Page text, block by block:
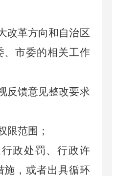
改革方向和自治区
、市委的相关工作
反馈意见整改要求
限范围；
政处罚、行政许
施，或者出具循环